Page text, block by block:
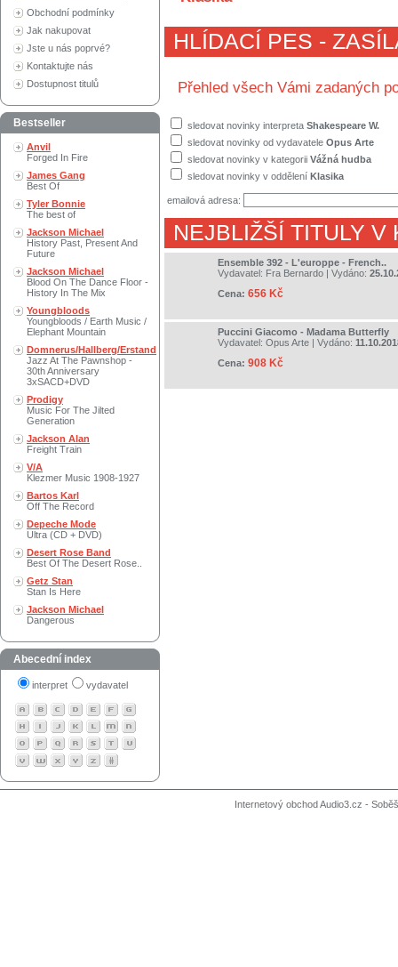
Obchodní podmínky
Jak nakupovat
Jste u nás poprvé?
Kontaktujte nás
Dostupnost titulů
Bestseller
Anvil
Forged In Fire
James Gang
Best Of
Tyler Bonnie
The best of
Jackson Michael
History Past, Present And
Future
Jackson Michael
Blood On The Dance Floor -
History In The Mix
Youngbloods
Youngbloods / Earth Music /
Elephant Mountain
Domnerus/Hallberg/Erstand
Jazz At The Pawnshop -
30th Anniversary
3xSACD+DVD
Prodigy
Music For The Jilted
Generation
Jackson Alan
Freight Train
V/A
Klezmer Music 1908-1927
Bartos Karl
Off The Record
Depeche Mode
Ultra (CD + DVD)
Desert Rose Band
Best Of The Desert Rose..
Getz Stan
Stan Is Here
Jackson Michael
Dangerous
Abecední index
interpret vydavatel
HLÍDACÍ PES -
Přehled všech Vámi zadaných
sledovat novinky interpreta Shakespeare W.
sledovat novinky od vydavatele Opus Arte
sledovat novinky v kategorii Vážná hudba
sledovat novinky v oddělení Klasika
emailová adresa:
NEJBLIŽŠÍ TITULY V
Ensemble 392 - L'europpe - French..
Vydavatel: Fra Bernardo | Vydáno:
Cena: 656 Kč
Puccini Giacomo - Madama Butterfly
Vydavatel: Opus Arte | Vydáno:
Cena: 908 Kč
Internetový obchod Audio3.cz -